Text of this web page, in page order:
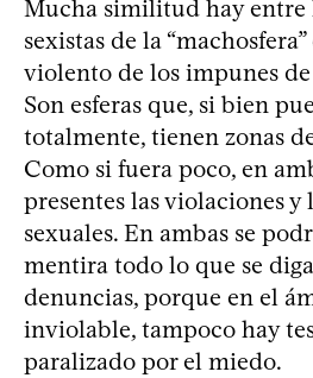
Mucha similitud hay entre
sexistas de la
violento de los impunes
Son esferas que, si bien
totalmente, tienen zonas
Como si fuera poco, en
presentes las violaciones y
sexuales. En ambas se
mentira todo lo que se
denuncias, porque en el
inviolable, tampoco hay
paralizado por el miedo.